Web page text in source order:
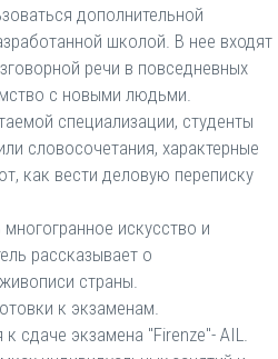
дополнительной
школой. В нее входят
речи в повседневных
с новыми людьми.
специализации, студенты
словосочетания, характерные
как вести деловую переписку
искусство и
рассказывает о
страны.
к экзаменам.
сдаче экзамена "Firenze"- AIL.